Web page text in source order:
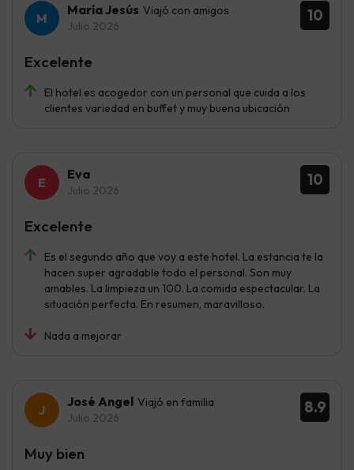
10
María Jesús Viajó con amigos
Julio 2026
El hotel es acogedor con un personal que cuida a los
clientes variedad en buffet y muy buena ubicación
Excelente
10
Eva
Julio 2026
Es el segundo año que voy a este hotel. La estancia te la
hacen super agradable todo el personal. Son muy
amables. La limpieza un 100. La comida espectacular. La
situación perfecta. En resumen, maravilloso.
Nada a mejorar
Excelente
8.9
José Angel Viajó en familia
Julio 2026
Muy bien